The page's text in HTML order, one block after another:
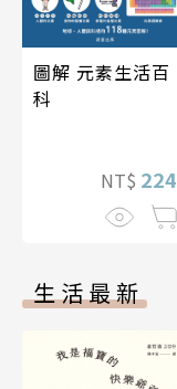
圖解 元素生活百
科
NT$ 224
生活最新